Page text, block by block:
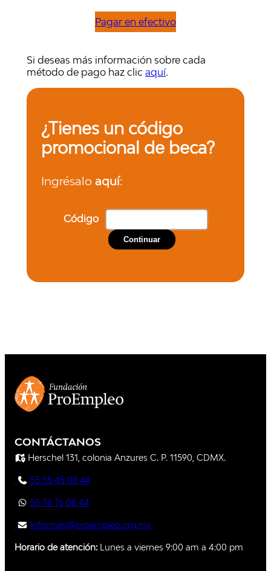
Pagar en efectivo
Si deseas más información sobre cada
método de pago haz clic aquí.
¿Tienes un código
promocional de beca?
Ingrésalo aquí:
Código
CONTÁCTANOS
Herschel 131, colonia Anzures C. P. 11590, CDMX.
55 55 45 08 44
55 74 76 08 44
informes@proempleo.org.mx
Horario de atención: Lunes a viernes 9:00 am a 4:00 pm